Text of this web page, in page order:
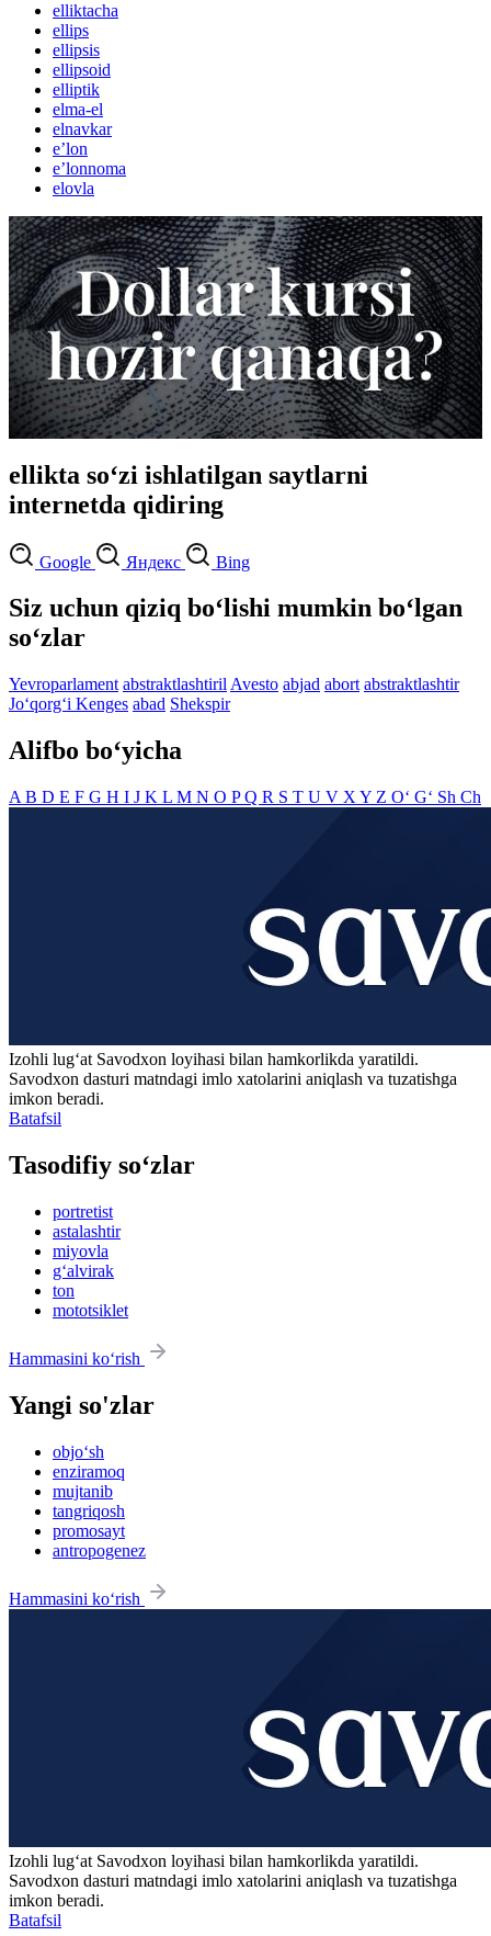
elliktacha
ellips
ellipsis
ellipsoid
elliptik
elma-el
elnavkar
eʼlon
eʼlonnoma
elovla
ellikta so‘zi ishlatilgan saytlarni
internetda qidiring
Google Яндекс Bing
Siz uchun qiziq bo‘lishi mumkin bo‘lgan
so‘zlar
Yevroparlament abstraktlashtiril Avesto abjad abort abstraktlashtir
Jo‘qorg‘i Kenges abad Shekspir
Alifbo bo‘yicha
A B D E F G H I J K L M N O PQ R S T U V X Y Z O‘ G‘ Sh Ch
Izohli lugʻat Savodxon loyihasi bilan hamkorlikda yaratildi.
Savodxon dasturi matndagi imlo xatolarini aniqlash va tuzatishga
imkon beradi.
Batafsil
Tasodifiy so‘zlar
portretist
astalashtir
miyovla
g‘alvirak
ton
mototsiklet
Hammasini ko‘rish
Yangi so'zlar
objo‘sh
enziramoq
mujtanib
tangriqosh
promosayt
antropogenez
Hammasini ko‘rish
Izohli lugʻat Savodxon loyihasi bilan hamkorlikda yaratildi.
Savodxon dasturi matndagi imlo xatolarini aniqlash va tuzatishga
imkon beradi.
Batafsil